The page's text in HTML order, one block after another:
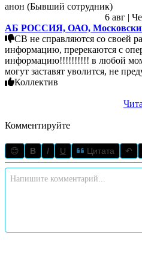
анон (Бывший сотрудник)
6 авг |
АБ РОССИЯ, ОАО,
СВ не справляются со своей
информацию, пререкаются с
информацию!!!!!!!!!! в любой
могут заставят уволится, не
Коллектив
Комментируйте
😊 B I U Цитата ↶